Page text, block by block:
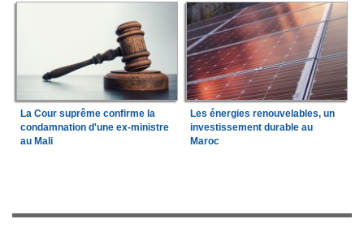
La Cour suprême confirme la
condamnation d'une ex-ministre
au Mali
Les énergies renouvelables, un
investissement durable au
Maroc